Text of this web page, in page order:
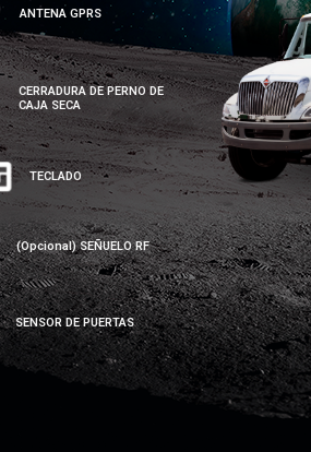
ANTENA GPRS
CERRADURA DE PERNO DE
CAJA SECA
TECLADO
(Opcional) SEÑUELO RF
SENSOR DE PUERTAS